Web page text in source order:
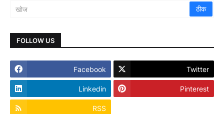
FOLLOW US
Facebook Twitter
Linkedin Pinterest
RSS